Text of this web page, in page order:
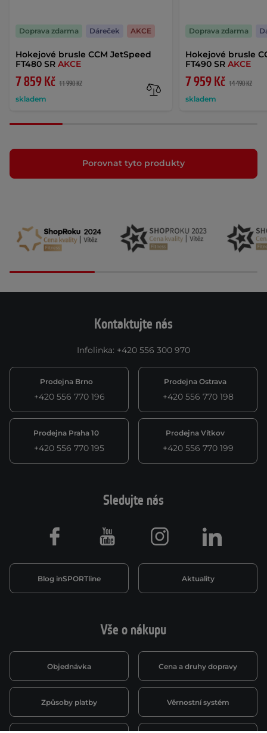
Hokejové brusle CCM JetSpeed
FT480 SR AKCE
7 859 Kč 11 990 Kč
skladem
Doprava zdarma Dáreček AKCE
Hokejové brusle
FT490 SRAKCE
7 959 Kč 14 490 Kč
skladem
Doprava zdarma
Porovnat tyto produkty
Kontaktujte nás
Infolinka: +420 556 300 970
Prodejna Brno
+420 556 770 196
Prodejna Ostrava
+420 556 770 198
Prodejna Praha 10
+420 556 770 195
Prodejna Vítkov
+420 556 770 199
Vše o nákupu
Objednávka Cena a druhy dopravy
Způsoby platby Věrnostní systém
Sledujte nás
Blog inSPORTline Aktuality
Facebook Youtube Instagram LinkedIn